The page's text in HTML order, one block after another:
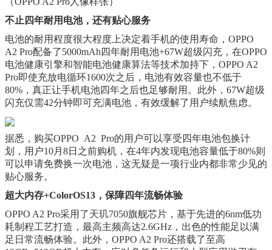
不止四年耐用电池，还有贴心服务
电池的耐用程度很大程度上决定着手机的使用寿命，OPPO
A2 Pro配备了5000mAh四年耐用电池+67W超级闪充，在OPPO
电池健康引擎和智能电池健康算法等技术加持下，OPPO A2
Pro即使充放电循环1600次之后，电池有效容量也不低于
80%，真正让手机电池四年之后也足够耐用。此外，67W超级
闪充仅需42分钟即可充满电池，有效缓解了用户续航焦虑。
据悉，购买OPPO A2 Pro的用户可以享受四年电池包换计
划，用户10月8日之前购机，在4年内发现电池容量低于80%则
可以申请免费换一次电池，这无疑是一项行业内都非常少见的
贴心服务。
超大内存+ColorOS13，保障四年流畅体验
OPPO A2 Pro采用了天玑7050旗舰芯片，基于先进的6nm低功
耗制程工艺打造，最高主频高达2.6GHz，出色的性能足以满
足日常流畅体验。此外，OPPO A2 Pro还搭载了至高